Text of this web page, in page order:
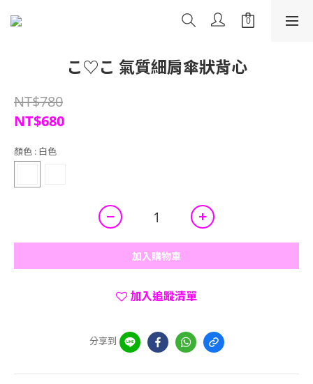
こ♡こ 氣質細肩傘狀背心
NT$780
NT$680
顏色 : 白色
加入購物車
加入追蹤清單
分享到